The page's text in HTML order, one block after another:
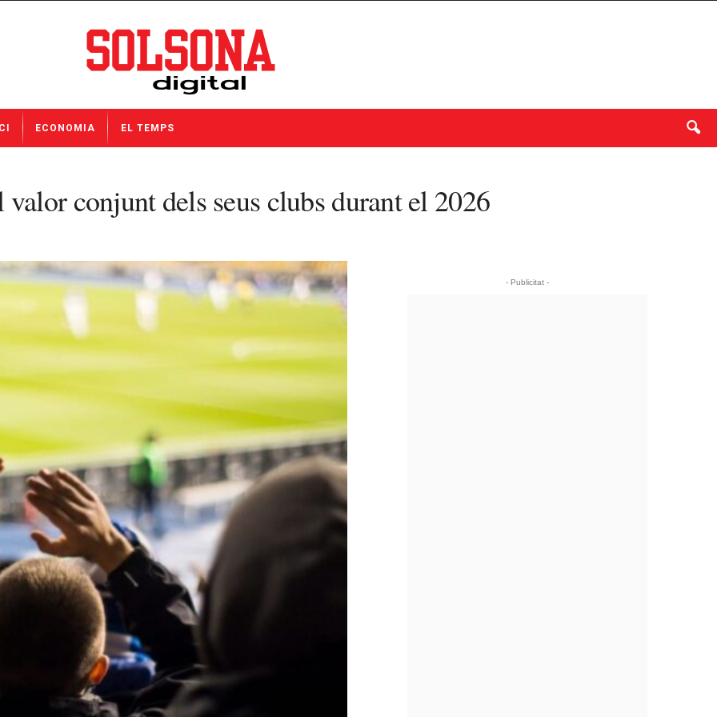
ECONOMIA EL TEMPS
conjunt dels seus clubs durant el 2026
- Publicitat -